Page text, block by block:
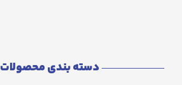
دسته بندی محصولات